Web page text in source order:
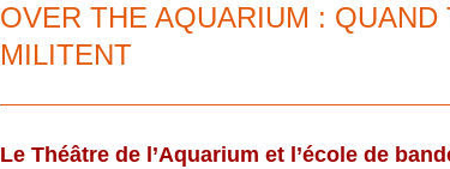
OVER THE AQUARIUM :
MILITENT
Le Théâtre de l’Aquarium et l’école de